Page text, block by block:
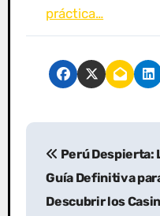
práctica…
P
Perú Despierta:
Guía Definitiva
Descubrir los